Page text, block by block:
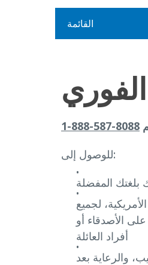
القائمة
8088-587-888-1
للوصول إلى:
بلغتك المفضلة
لجميع
الأصدقاء أو
أفراد العائلة
والرعاية بعد